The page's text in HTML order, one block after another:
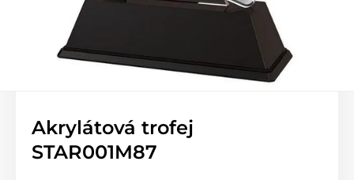
Akrylátová trofej
STAR001M87